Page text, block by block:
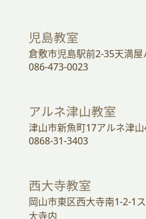
児島教室
倉敷市児島駅前2-35天満
086-473-0023
アルネ津山教室
津山市新魚町17アルネ津
0868-31-3403
西大寺教室
岡山市東区西大寺南1-2-1
大寺内